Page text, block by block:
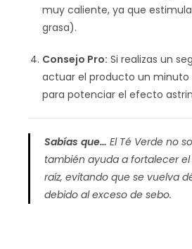
muy caliente, ya que
grasa).
Consejo Pro: Si realizas un
actuar el producto un minuto
para potenciar el efecto
Sabías que… El Té Verde no
también ayuda a fortalecer
raíz, evitando que se vuelva
debido al exceso de sebo.